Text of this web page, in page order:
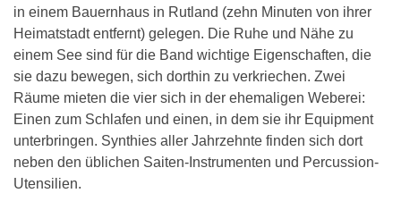
in einem Bauernhaus in Rutland (zehn Minuten von ihrer
Heimatstadt entfernt) gelegen. Die Ruhe und Nähe zu
einem See sind für die Band wichtige Eigenschaften, die
sie dazu bewegen, sich dorthin zu verkriechen. Zwei
Räume mieten die vier sich in der ehemaligen Weberei:
Einen zum Schlafen und einen, in dem sie ihr Equipment
unterbringen. Synthies aller Jahrzehnte finden sich dort
neben den üblichen Saiten-Instrumenten und Percussion-
Utensilien.